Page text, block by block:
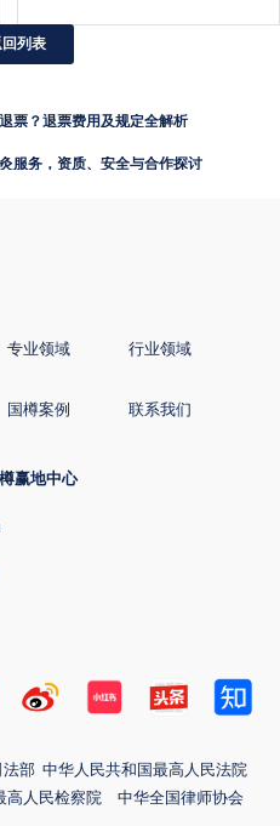
列表
票？退票费用及规定全解析
服务，资质、安全与合作探讨
专业领域 行业领域
国樽案例 联系我们
赢地中心
部 中华人民共和国最高人民法院
高人民检察院
中华全国律师协会